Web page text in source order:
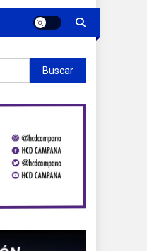
Buscar: